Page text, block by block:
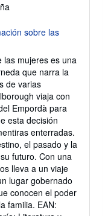
las mujeres es una
que narra la
de varias
viaja con
Empordà para
esta decisión
enterradas.
el pasado y la
futuro. Con una
lleva a un viaje
lugar gobernado
conocen el poder
familia. EAN: